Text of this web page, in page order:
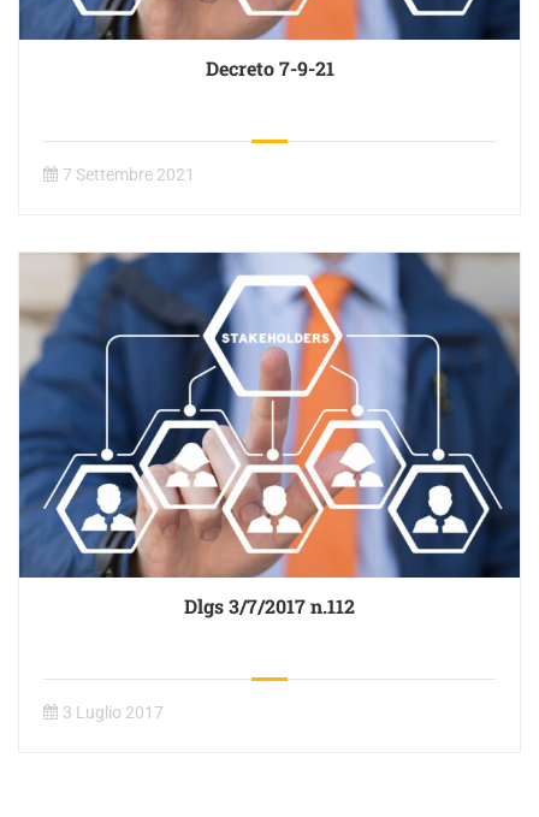
Decreto 7-9-21
7 Settembre 2021
Dlgs 3/7/2017 n.112
3 Luglio 2017